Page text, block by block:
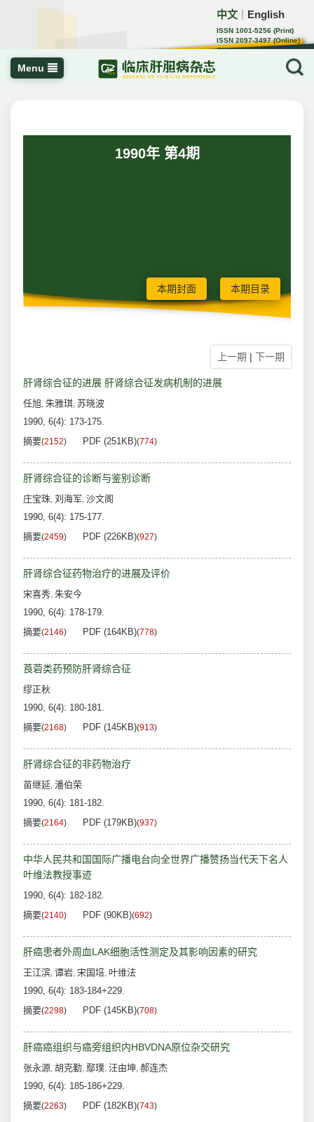
中文 English
ISSN 1001-5256 (Print)
ISSN 2097-3497 (Online)
CN 22-1108/R
Menu
1990年 第4期
本期封面 本期目录
上一期 | 下一期
肝肾综合征的进展 肝肾综合征发病机制的进展
任旭, 朱雅琪, 苏晓波
1990, 6(4): 173-175.
摘要(2152) PDF (251KB)(774)
肝肾综合征的诊断与鉴别诊断
庄宝珠, 刘海军, 沙文阁
1990, 6(4): 175-177.
摘要(2459) PDF (226KB)(927)
肝肾综合征药物治疗的进展及评价
宋喜秀, 朱安今
1990, 6(4): 178-179.
摘要(2146) PDF (164KB)(778)
莨菪类药预防肝肾综合征
缪正秋
1990, 6(4): 180-181.
摘要(2168) PDF (145KB)(913)
肝肾综合征的非药物治疗
苗继延, 潘伯荣
1990, 6(4): 181-182.
摘要(2164) PDF (179KB)(937)
中华人民共和国国际广播电台向全世界广播赞扬当代天下名人
叶维法教授事迹
1990, 6(4): 182-182.
摘要(2140) PDF (90KB)(692)
肝癌患者外周血LAK细胞活性测定及其影响因素的研究
王江滨, 谭岩, 宋国培, 叶维法
1990, 6(4): 183-184+229.
摘要(2298) PDF (145KB)(708)
肝癌癌组织与癌旁组织内HBVDNA原位杂交研究
张永源, 胡克勤, 鄢璞, 汪由坤, 郝连杰
1990, 6(4): 185-186+229.
摘要(2263) PDF (182KB)(743)